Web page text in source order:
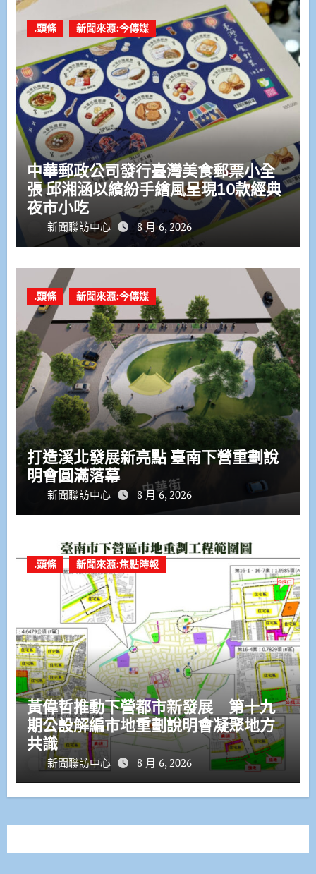
.頭條 新聞來源:今傳媒
中華郵政公司發行臺灣美食郵票小全
張 邱湘涵以繽紛手繪風呈現10款經典
夜市小吃
新聞聯訪中心 8 月 6, 2026
.頭條 新聞來源:今傳媒
打造溪北發展新亮點 臺南下營重劃說
明會圓滿落幕
新聞聯訪中心 8 月 6, 2026
.頭條 新聞來源:焦點時報
黃偉哲推動下營都市新發展 第十九
期公設解編市地重劃說明會凝聚地方
共識
新聞聯訪中心 8 月 6, 2026